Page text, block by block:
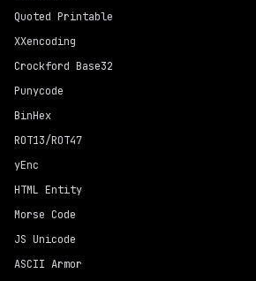
Quoted Printable
XXencoding
Crockford Base32
Punycode
BinHex
ROT13/ROT47
yEnc
HTML Entity
Morse Code
JS Unicode
ASCII Armor